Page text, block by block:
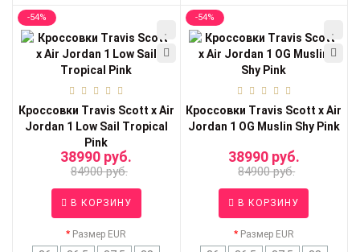
-54%
Кроссовки Travis Scott x Air
Jordan 1 Low Sail Tropical
Pink
38990 руб.
84900 руб.
В КОРЗИНУ
Размер EUR
-54%
Кроссовки Travis Scott x Air
Jordan 1 OG Muslin Shy Pink
38990 руб.
84900 руб.
В КОРЗИНУ
Размер EUR